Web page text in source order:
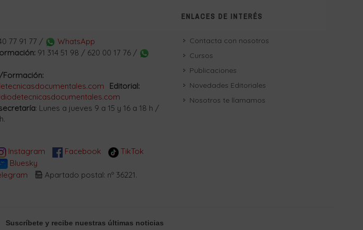
77 91 77 /
WhatsApp
91 314 51 98 / 620 00 17 76 /
Formación:
Editorial:
: Lunes a jueves 9 a 15 y 16 a 18 h /
Instagram Facebook
TikTok
Bluesky
Apartado postal: nº 36221.
ENLACES DE INTERÉS
Contacta con nosotros
Cursos
Publicaciones
Novedades Editoriales
Nosotros te llamamos
Suscríbete y recibe nuestras últimas noticias